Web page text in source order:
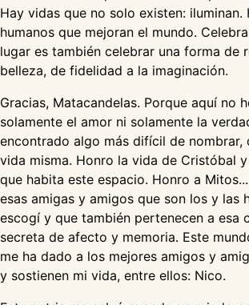
Hay vidas que no solo existen: iluminan.
humanos que mejoran el mundo.
lugar es también celebrar una forma de
belleza, de fidelidad a la imaginación.
Gracias, Matacandelas. Porque aquí no
solamente el amor ni solamente la
encontrado algo más difícil de nombrar,
vida misma. Honro la vida de Cristóbal
que habita este espacio. Honro a
esas amigas y amigos que son los y las
escogí y que también pertenecen a esa
secreta de afecto y memoria. Este
me ha dado a los mejores amigos y
y sostienen mi vida, entre ellos: Nico.